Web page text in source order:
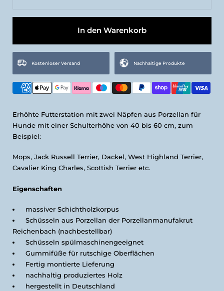
In den Warenkorb
Kostenloser Versand Nachhaltige Produkte
Erhöhte Futterstation mit zwei Näpfen aus Porzellan für
Hunde mit einer Schulterhöhe von 40 bis 60 cm, zum
Beispiel:
Mops, Jack Russell Terrier, Dackel, West Highland Terrier,
Cavalier King Charles, Scottish Terrier etc.
Eigenschaften
massiver Schichtholzkorpus
Schüsseln aus Porzellan der Porzellanmanufakrut
Reichenbach (nachbestellbar)
Schüsseln spülmaschinengeeignet
Gummifüße für rutschige Oberflächen
Fertig montierte Lieferung
nachhaltig produziertes Holz
hergestellt in Deutschland